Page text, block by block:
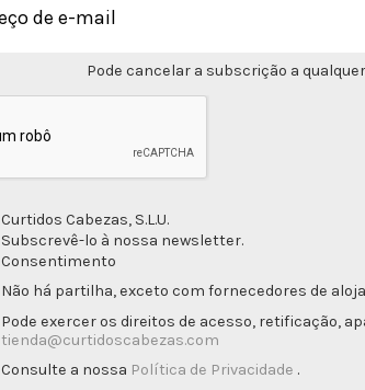
Pode cancelar a subscrição a
Curtidos Cabezas, S.L.U.
Subscrevê-lo à nossa newsletter.
Consentimento
Não há partilha, exceto com fornecedores de
Pode exercer os direitos de acesso, retificação,
tienda@curtidoscabezas.com
Consulte a nossa Política de Privacidade .